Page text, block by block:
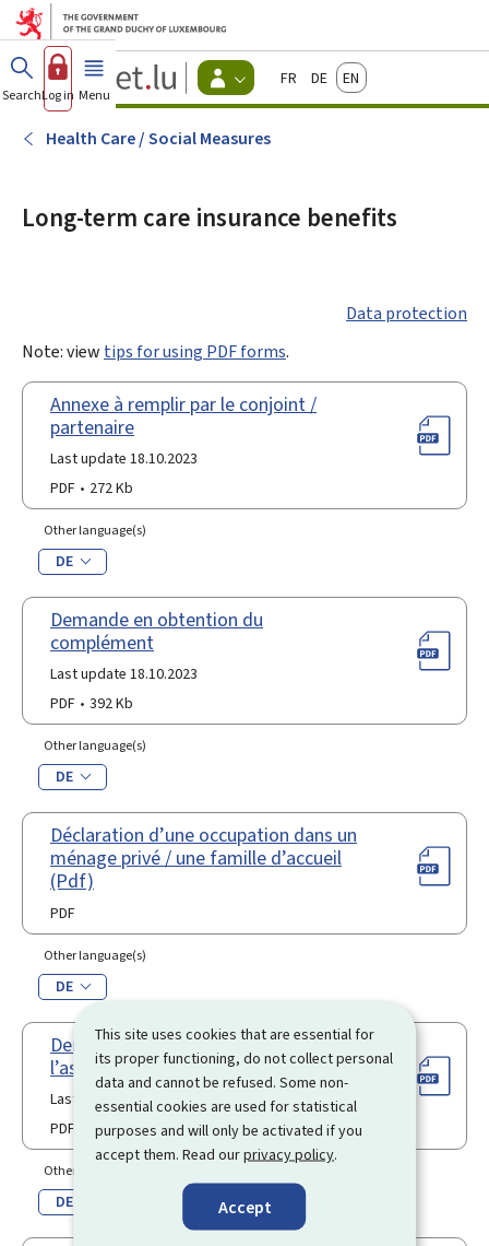
This site uses cookies that are essential for
its proper functioning, do not collect personal
data and cannot be refused. Some non-
essential cookies are used for statistical
purposes and will only be activated if you
accept them. Read ourprivacy policy.
Accept
Go to main menu
Go to content
Guichet.lu
Changer
d'espace
Menu
FrançaisDeutschEnglish
SearchLog in Menu main
Health Care / Social Measures
Long-term care insurance benefits
Data protection
Note: view tips for using PDF forms.
Annexe à remplir par le conjoint /
partenaire
Last update 18.10.2023
PDF
272 Kb
Other language(s)
DE
Demande en obtention du
complément
Last update 18.10.2023
PDF
392 Kb
Other language(s)
DE
Déclaration d’une occupation dans un
ménage privé / une famille d’accueil
(Pdf)
PDF
Other language(s)
DE
Demande de prestations de
l’assurance dépendance
Last update 30.03.2026
PDF
1.05 Mb
Other language(s)
DE